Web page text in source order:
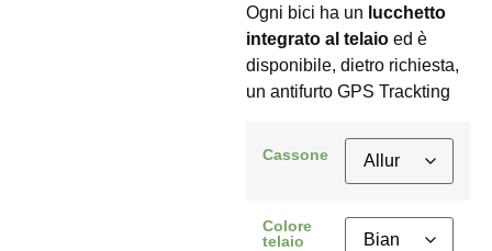
Ogni bici ha un lucchetto
integrato al telaio ed è
disponibile, dietro richiesta,
un antifurto GPS Trackting
Cassone
Colore
telaio